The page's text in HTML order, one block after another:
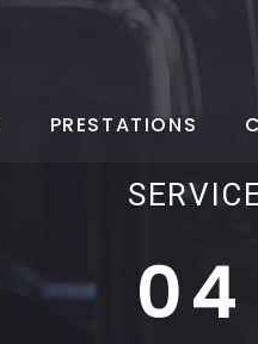
PRESTATIONS
04